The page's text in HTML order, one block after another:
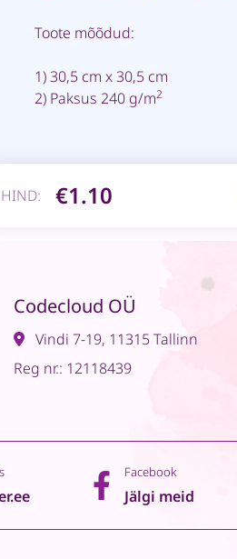
Toote mõõdud:
1) 30,5 cm x 30,5 cm
2) Paksus 240 g/m2
HIND: €1.10
Codecloud OÜ
Vindi 7-19, 11315 Tallinn
Reg nr.: 12118439
Facebook
Jälgi meid